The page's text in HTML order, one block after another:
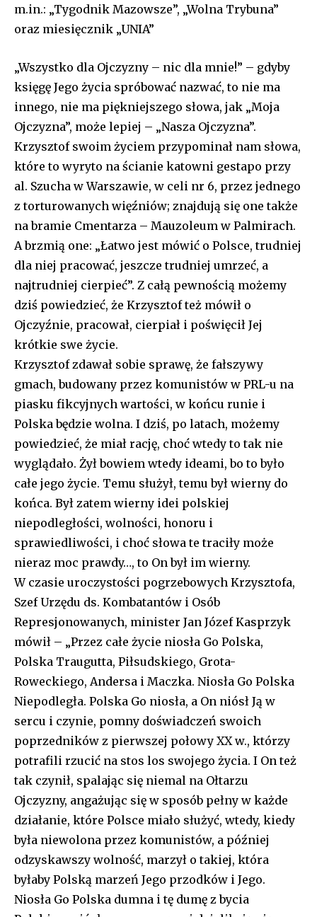
m.in.: „Tygodnik Mazowsze”, „Wolna Trybuna”
oraz miesięcznik „UNIA”
„Wszystko dla Ojczyzny – nic dla mnie!” – gdyby
księgę Jego życia spróbować nazwać, to nie ma
innego, nie ma piękniejszego słowa, jak „Moja
Ojczyzna”, może lepiej – „Nasza Ojczyzna”.
Krzysztof swoim życiem przypominał nam słowa,
które to wyryto na ścianie katowni gestapo przy
al. Szucha w Warszawie, w celi nr 6, przez jednego
z torturowanych więźniów; znajdują się one także
na bramie Cmentarza – Mauzoleum w Palmirach.
A brzmią one: „Łatwo jest mówić o Polsce, trudniej
dla niej pracować, jeszcze trudniej umrzeć, a
najtrudniej cierpieć”. Z całą pewnością możemy
dziś powiedzieć, że Krzysztof też mówił o
Ojczyźnie, pracował, cierpiał i poświęcił Jej
krótkie swe życie.
Krzysztof zdawał sobie sprawę, że fałszywy
gmach, budowany przez komunistów w PRL-u na
piasku fikcyjnych wartości, w końcu runie i
Polska będzie wolna. I dziś, po latach, możemy
powiedzieć, że miał rację, choć wtedy to tak nie
wyglądało. Żył bowiem wtedy ideami, bo to było
całe jego życie. Temu służył, temu był wierny do
końca. Był zatem wierny idei polskiej
niepodległości, wolności, honoru i
sprawiedliwości, i choć słowa te traciły może
nieraz moc prawdy…, to On był im wierny.
W czasie uroczystości pogrzebowych Krzysztofa,
Szef Urzędu ds. Kombatantów i Osób
Represjonowanych, minister Jan Józef Kasprzyk
mówił – „Przez całe życie niosła Go Polska,
Polska Traugutta, Piłsudskiego, Grota-
Roweckiego, Andersa i Maczka. Niosła Go Polska
Niepodległa. Polska Go niosła, a On niósł Ją w
sercu i czynie, pomny doświadczeń swoich
poprzedników z pierwszej połowy XX w., którzy
potrafili rzucić na stos los swojego życia. I On też
tak czynił, spalając się niemal na Ołtarzu
Ojczyzny, angażując się w sposób pełny w każde
działanie, które Polsce miało służyć, wtedy, kiedy
była niewolona przez komunistów, a później
odzyskawszy wolność, marzył o takiej, która
byłaby Polską marzeń Jego przodków i Jego.
Niosła Go Polska dumna i tę dumę z bycia